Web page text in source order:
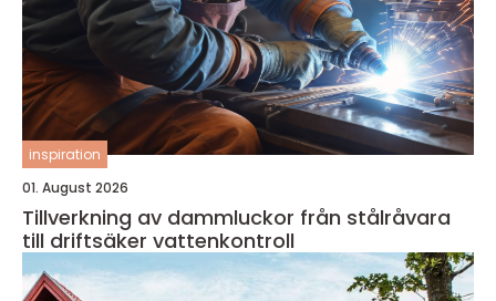
inspiration
01. August 2026
Tillverkning av dammluckor från stålråvara
till driftsäker vattenkontroll